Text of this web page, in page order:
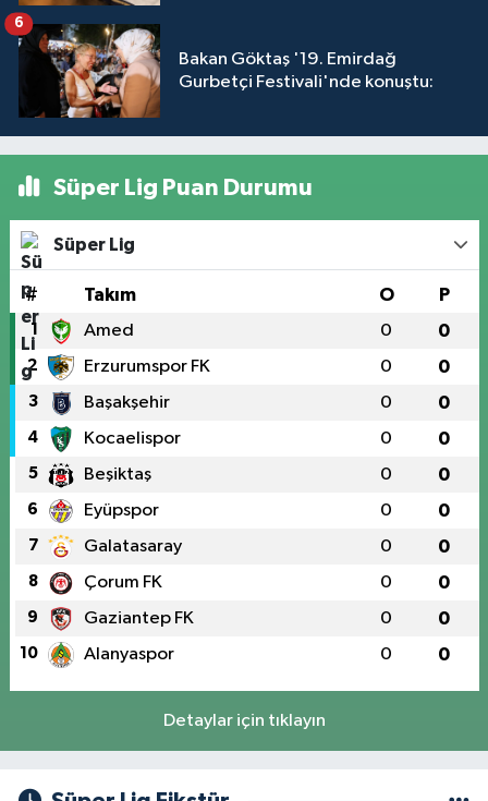
Bakan Göktaş '19. Emirdağ
Gurbetçi Festivali'nde konuştu:
6
Süper Lig Puan Durumu
Süper Lig
# Takım O P
1 Amed 0 0
2 Erzurumspor FK 0 0
3 Başakşehir 0 0
4 Kocaelispor 0 0
5 Beşiktaş 0 0
6 Eyüpspor 0 0
7 Galatasaray 0 0
8 Çorum FK 0 0
9 Gaziantep FK 0 0
10 Alanyaspor 0 0
Detaylar için tıklayın